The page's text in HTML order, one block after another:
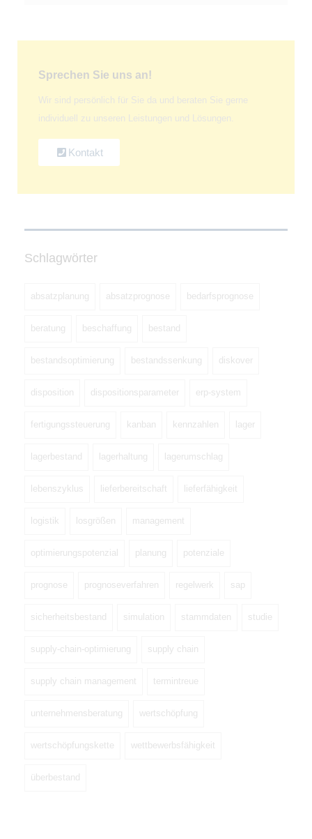
Sprechen Sie uns an!
Wir sind persönlich für Sie da und beraten Sie gerne
individuell zu unseren Leistungen und Lösungen.
Kontakt
Schlagwörter
absatzplanung absatzprognose bedarfsprognose
beratung beschaffung bestand
bestandsoptimierung bestandssenkung diskover
disposition dispositionsparameter erp-system
fertigungssteuerung kanban kennzahlen lager
lagerbestand lagerhaltung lagerumschlag
lebenszyklus lieferbereitschaft lieferfähigkeit
logistik losgrößen management
optimierungspotenzial planung potenziale
prognose prognoseverfahren regelwerk sap
sicherheitsbestand simulation stammdaten studie
supply-chain-optimierung supply chain
supply chain management termintreue
unternehmensberatung wertschöpfung
wertschöpfungskette wettbewerbsfähigkeit
überbestand